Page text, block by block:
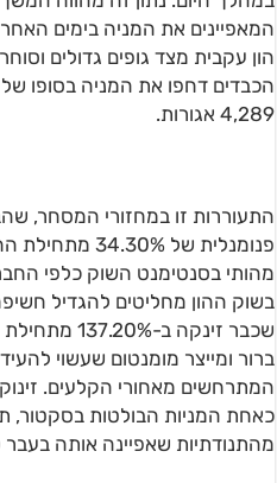
המאפיינים את המניה בימים
הון עקבית מצד גופים גדולים
הכבדים דחפו את המניה בסופו
4,289 אגורות.
התעוררות זו במחזורי המסחר,
פנומנלית של
מהותי בסנטימנט השוק כלפי
בשוק ההון מחליטים להגדיל
שכבר זינקה
ברור ומייצר מומנטום שעשוי
המתרחשים מאחורי הקלעים.
כאחת המניות הבולטות בסקטור,
מהתנודתיות שאפיינה אותה